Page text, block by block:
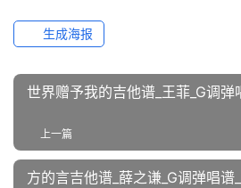
生成海报
世界赠予我的吉他谱_王菲_G调弹
上一篇
方的言吉他谱_薛之谦_G调弹唱